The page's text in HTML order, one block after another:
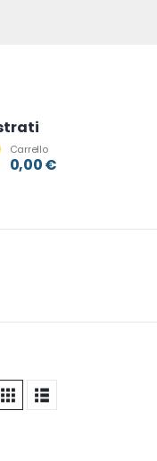
Carrello
0,00€